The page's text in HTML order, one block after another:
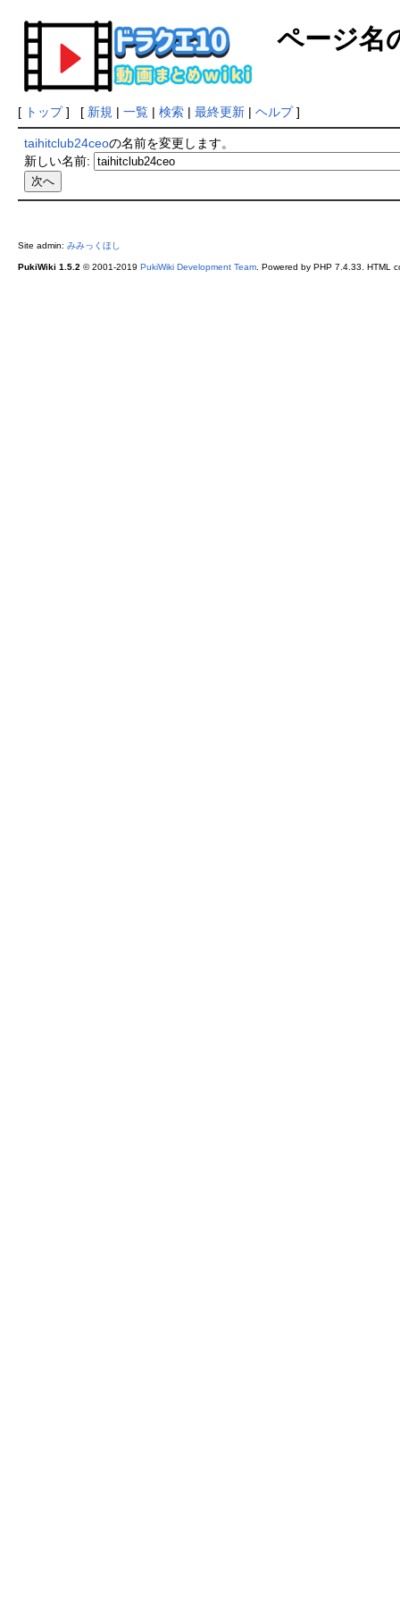
ページ名
[ トップ] [ 新規 | 一覧| 検索| 最終更新| ヘルプ]
taihitclub24ceoの名前を変更します。
新しい名前:
Site admin: みみっくほし
PukiWiki 1.5.2 © 2001-2019 PukiWiki Development Team. Powered by PHP 7.4.33. HTML